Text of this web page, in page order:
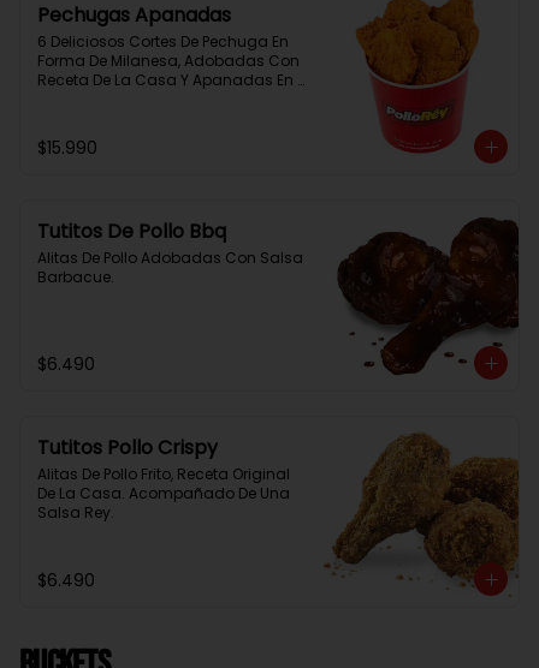
Pechugas Apanadas
6 Deliciosos Cortes De Pechuga En
Forma De Milanesa, Adobadas Con
Receta De La Casa Y Apanadas En
$15.990
Tutitos De Pollo Bbq
Alitas De Pollo Adobadas Con Salsa
Barbacue.
$6.490
Tutitos Pollo Crispy
Alitas De Pollo Frito, Receta Original
De La Casa. Acompañado De Una
Salsa Rey.
$6.490